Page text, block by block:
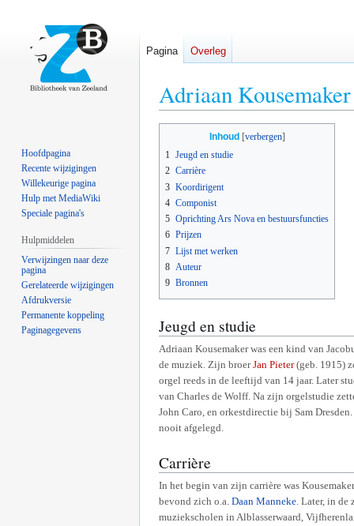
Adriaan Kousemaker
navigatie
springen
zoeken
springen
Inhoud
1 Jeugd en studie
2 Carrière
3 Koordirigent
4 Componist
5 Oprichting Ars Nova en bestuursfuncties
6 Prijzen
7 Lijst met werken
8 Auteur
9 Bronnen
Jeugd en studie
Adriaan Kousemaker was een kind van
de muziek. Zijn broerJan Pieter(geb. 1915)
orgel reeds in de leeftijd van 14 jaar. Later
van Charles de Wolff. Na zijn orgelstudie
John Caro, en orkestdirectie bij Sam
nooit afgelegd.
Carrière
In het begin van zijn carrière was
bevond zich o.a. Daan Manneke. Later, in de
muziekscholen in Alblasserwaard,
Pagina Overleg
Hoofdpagina
Recente wijzigingen
Willekeurige pagina
Hulp met MediaWiki
Speciale pagina's
Hulpmiddelen
Verwijzingen naar deze
pagina
Gerelateerde wijzigingen
Afdrukversie
Permanente koppeling
Paginagegevens